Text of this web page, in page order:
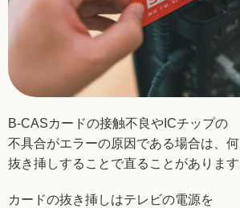
B-CASカードの接触不良やICチップの
不具合がエラーの原因である場合は、
抜き挿しすることで直る ことがあります
カードの抜き挿しはテレビの電源を